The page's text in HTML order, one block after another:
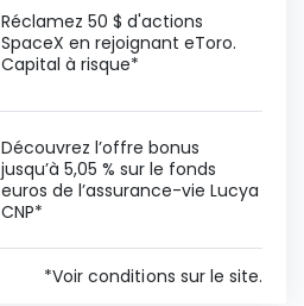
Réclamez 50 $ d'actions
SpaceX en rejoignant eToro.
Capital à risque*
Découvrez l’offre bonus
jusqu’à 5,05 % sur le fonds
euros de l’assurance-vie Lucya
CNP*
*Voir conditions sur le site.